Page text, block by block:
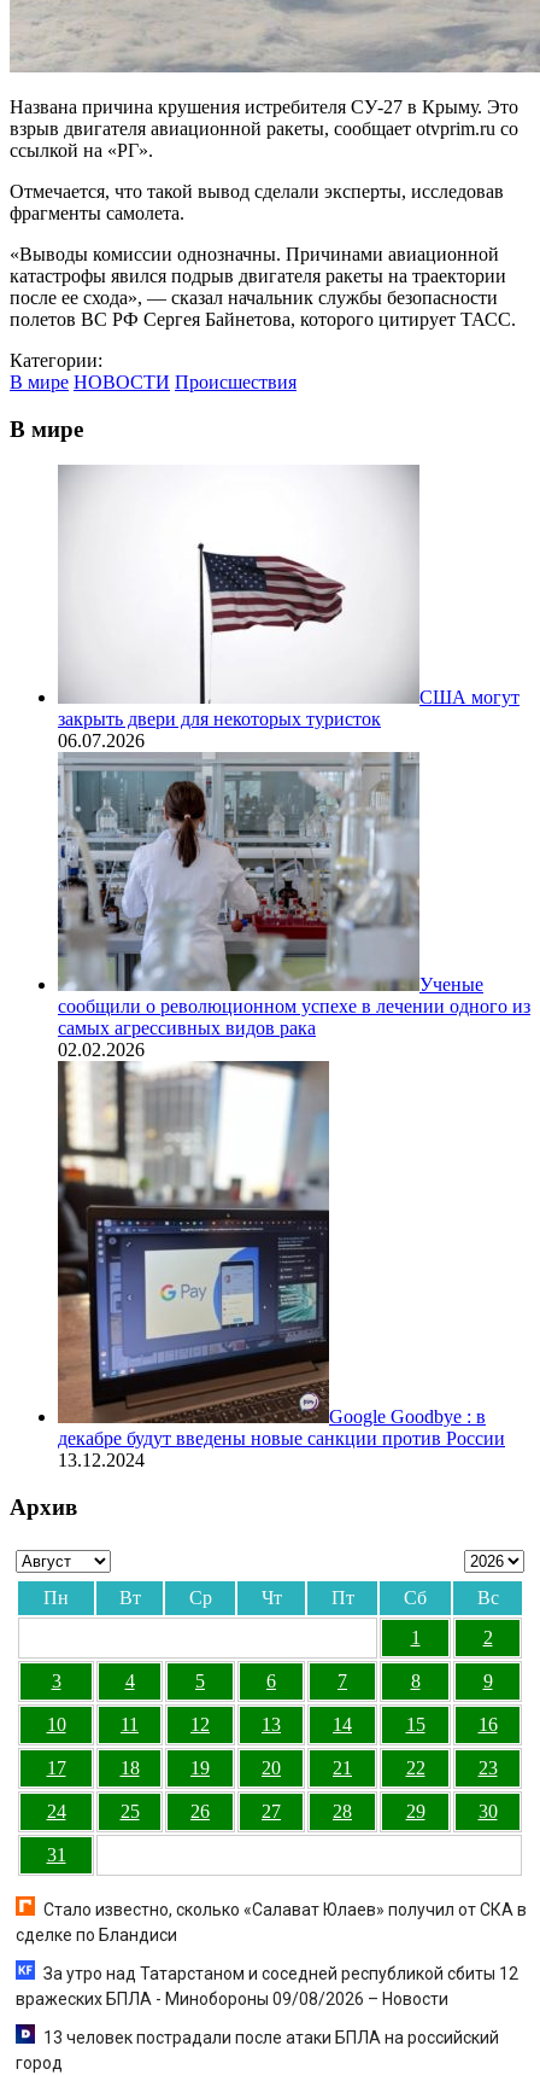
Названа причина крушения истребителя СУ-27 в Крыму. Это
взрыв двигателя авиационной ракеты, сообщает otvprim.ru со
ссылкой на «РГ».
Отмечается, что такой вывод сделали эксперты, исследовав
фрагменты самолета.
«Выводы комиссии однозначны. Причинами авиационной
катастрофы явился подрыв двигателя ракеты на траектории
после ее схода», — сказал начальник службы безопасности
полетов ВС РФ Сергея Байнетова, которого цитирует ТАСС.
Категории:
В мире НОВОСТИ Происшествия
В мире
США могут
закрыть двери для некоторых туристок
06.07.2026
Ученые
сообщили о революционном успехе в лечении одного из
самых агрессивных видов рака
02.02.2026
Google Goodbye : в
декабре будут введены новые санкции против России
13.12.2024
Архив
Пн Вт Ср Чт Пт Сб
Вс
1
2
3 4 5 6 7 8 9
10 11 12 13 14 15 16
17 18 19 20 21 22 23
24 25 26 27 28 29 30
31
Стало известно, сколько «Салават Юлаев» получил от СКА в
сделке по Бландиси
За утро над Татарстаном и соседней республикой сбиты 12
вражеских БПЛА - Минобороны 09/08/2026 – Новости
13 человек пострадали после атаки БПЛА на российский
город